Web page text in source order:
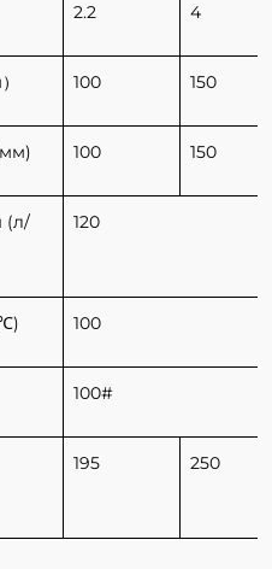
2.2 4
100 150
100 150
(л/
120
100
100#
195 250